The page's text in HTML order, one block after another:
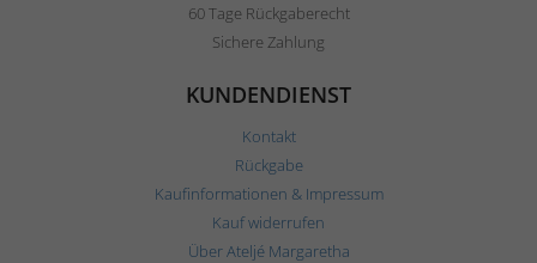
60 Tage Rückgaberecht
Sichere Zahlung
KUNDENDIENST
Kontakt
Rückgabe
Kaufinformationen & Impressum
Kauf widerrufen
Über Ateljé Margaretha